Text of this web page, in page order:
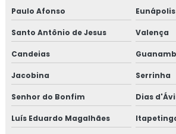
Paulo Afonso Eunápolis
Santo Antônio de Jesus Valença
Candeias
Jacobina Serrinha
Senhor do Bonfim Dias
Luís Eduardo Magalhães